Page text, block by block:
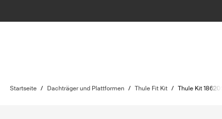
Startseite / Dachträger und Plattformen / Thule Fit Kit / Thule Kit